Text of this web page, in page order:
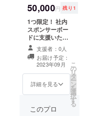
12.MIG
HTY
イェ
ロー 13.
コード
ネーム
M.F
14.Capt
ainス
ティー
ブ 15.
Czan
16.Migh
ty lady
ピー
ター 06.
ちびっ
こ大会
王者の
ケビン
07.チビ
獅子マ
シュマ
ビ猫プ
ディン
猫マ
ま
当選す
るデジ
タル
アート
は完全
にラン
ダムで
れ、支
援いた
方の
そのた
め、普
段着と
してで
も、運
動着と
してで
もご利
用いた
だけま
す。 T
緒に4種
一緒により目立
つ形で（Mighty
Fizz サービスが
なくなるまで、
ずっと！）掲載
します！ 皆様
の温かいご支援
を常に感じなが
ら「Mighty
励んでいきま
す。 ※詳細はま
せんが、スポン
50,000円 残り1
1つ限定！ 社内
スポンサーボー
ドに支援いただ
いた方のロゴ
マーク（会社名
やお写真、ニー
クネーム等も
可）を（Mighty
Fizz サービスが
します！ スポン
支援者：0人
お届け予定：
2023年09月
詳細を見る
こ
の
リ
タ
ー
ン
を
選
択
す
る
このプロ